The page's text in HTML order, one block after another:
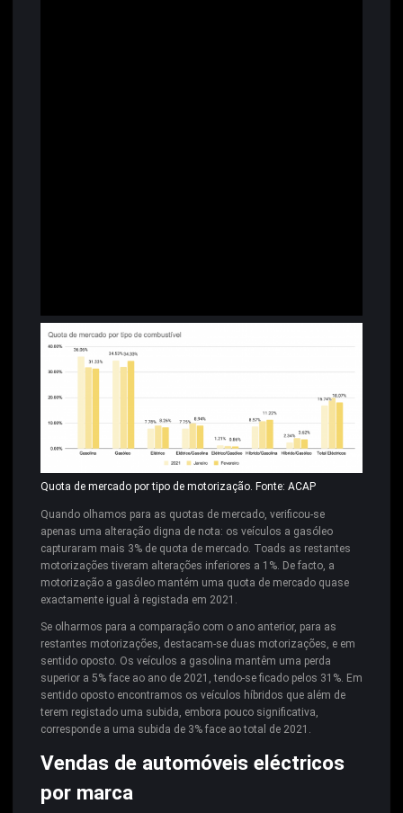
Quota de mercado por tipo de motorização. Fonte: ACAP
Quando olhamos para as quotas de mercado, verificou-se
apenas uma alteração digna de nota: os veículos a gasóleo
capturaram mais 3% de quota de mercado. Toads as restantes
motorizações tiveram alterações inferiores a 1%. De facto, a
motorização a gasóleo mantém uma quota de mercado quase
exactamente igual à registada em 2021.
Se olharmos para a comparação com o ano anterior, para as
restantes motorizações, destacam-se duas motorizações, e em
sentido oposto. Os veículos a gasolina mantêm uma perda
superior a 5% face ao ano de 2021, tendo-se ficado pelos 31%. Em
sentido oposto encontramos os veículos híbridos que além de
terem registado uma subida, embora pouco significativa,
corresponde a uma subida de 3% face ao total de 2021.
Vendas de automóveis eléctricos
por marca